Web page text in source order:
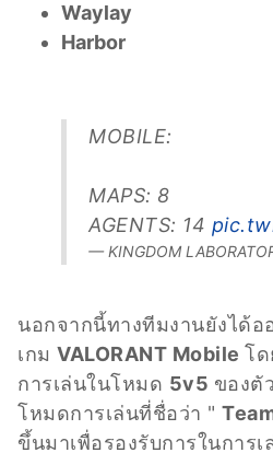
Waylay
Harbor
MOBILE:
MAPS: 8
AGENTS: 14
— KINGDOM
นอกจากนี้ทางทีมงานยังได้
เกม VALORANT Mobile โ
การเล่นในโหมด 5v5 ของตั
โหมดการเล่นที่ชื่อว่า "
ขึ้นมาเพื่อรองรับการในการ